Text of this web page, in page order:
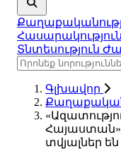
Հասարակություն
Տնտեսություն
Գլխավոր
տվյալներ